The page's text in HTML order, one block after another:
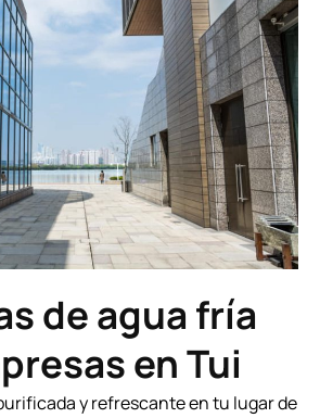
de agua fría
en Tui
y refrescante en tu lugar de